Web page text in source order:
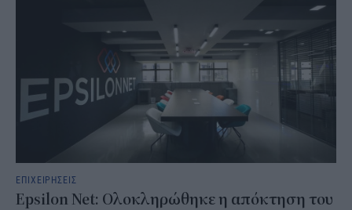
ΕΠΙΧΕΙΡΗΣΕΙΣ
Epsilon Net: Ολοκληρώθηκε η απόκτηση του